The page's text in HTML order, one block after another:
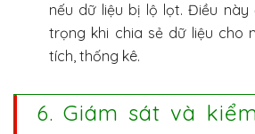
nếu dữ liệu bị lộ lọt. Điều
trọng khi chia sẻ dữ liệu cho
tích, thống kê.
6. Giám sát và